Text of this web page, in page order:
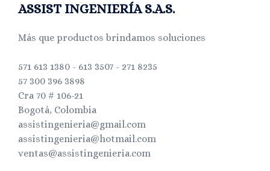
ASSIST INGENIERÍA S.A.S.
Más que productos brindamos soluciones
571 613 1380 - 613 3507 - 271 8235
57 300 396 3898
Cra 70 # 106-21
Bogotá, Colombia
assistingenieria@gmail.com
assistingenieria@hotmail.com
ventas@assistingenieria.com